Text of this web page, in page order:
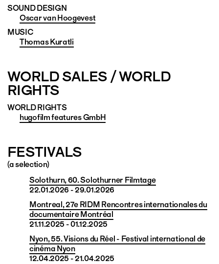
SOUND DESIGN
Oscar van Hoogevest
MUSIC
Thomas Kuratli
WORLD SALES / WORLD
RIGHTS
WORLD RIGHTS
hugofilm features GmbH
FESTIVALS
(a selection)
Solothurn, 60. Solothurner Filmtage
22.01.2026 - 29.01.2026
Montreal, 27e RIDM Rencontres internationales du
documentaire Montréal
21.11.2025 - 01.12.2025
Nyon, 55. Visions du Réel - Festival international de
cinéma Nyon
12.04.2025 - 21.04.2025